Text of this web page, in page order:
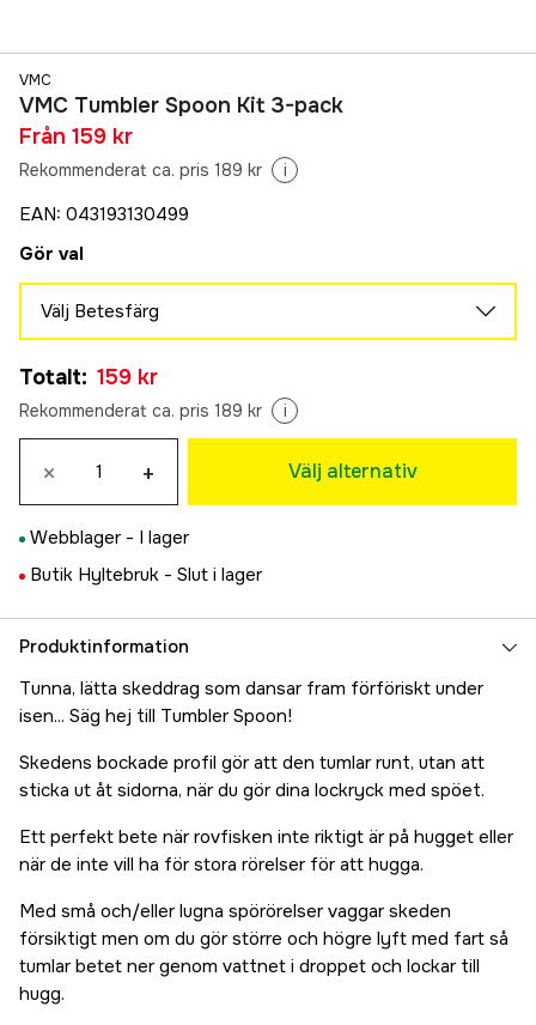
VMC
VMC Tumbler Spoon Kit 3-pack
Från 159 kr
Rekommenderat ca. pris 189 kr i
EAN: 043193130499
Gör val
Välj Betesfärg
159 kr
Totalt: 159 kr
Rekommenderat ca. pris 189 kr i
× + Välj alternativ
Webblager - I lager
Butik Hyltebruk - Slut i lager
Produktinformation
Tunna, lätta skeddrag som dansar fram förföriskt under
isen... Säg hej till Tumbler Spoon!
Skedens bockade profil gör att den tumlar runt, utan att
sticka ut åt sidorna, när du gör dina lockryck med spöet.
Ett perfekt bete när rovfisken inte riktigt är på hugget eller
när de inte vill ha för stora rörelser för att hugga.
Med små och/eller lugna spörörelser vaggar skeden
försiktigt men om du gör större och högre lyft med fart så
tumlar betet ner genom vattnet i droppet och lockar till
hugg.